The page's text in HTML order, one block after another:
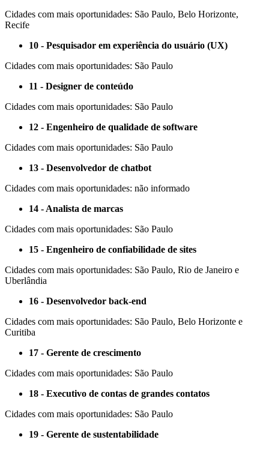
Cidades com mais oportunidades: São Paulo, Belo Horizonte,
Recife
10 - Pesquisador em experiência do usuário (UX)
Cidades com mais oportunidades: São Paulo
11 - Designer de conteúdo
Cidades com mais oportunidades: São Paulo
12 - Engenheiro de qualidade de software
Cidades com mais oportunidades: São Paulo
13 - Desenvolvedor de chatbot
Cidades com mais oportunidades: não informado
14 - Analista de marcas
Cidades com mais oportunidades: São Paulo
15 - Engenheiro de confiabilidade de sites
Cidades com mais oportunidades: São Paulo, Rio de Janeiro e
Uberlândia
16 - Desenvolvedor back-end
Cidades com mais oportunidades: São Paulo, Belo Horizonte e
Curitiba
17 - Gerente de crescimento
Cidades com mais oportunidades: São Paulo
18 - Executivo de contas de grandes contatos
Cidades com mais oportunidades: São Paulo
19 - Gerente de sustentabilidade